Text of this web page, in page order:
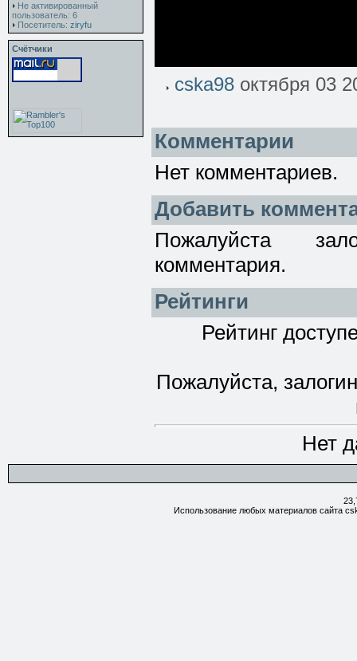
Не активированный
пользователь: 6
Посетитель: ziryfu
Счётчики
cska98октября 03
Комментарии
Нет комментариев.
Добавить
Пожалуйста
комментария.
Рейтинги
Рейтинг
Пожалуйста,
Нет
Использование любых материалов сайта